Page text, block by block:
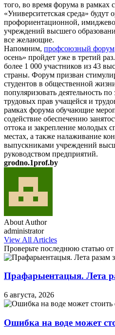
того, во время форума в рамках
«Университетская среда» будут
профориентационной,
учреждений высшего
все желающие.
Напомним, профсоюзный форум
осень» пройдет уже в третий
более 1 000 участников из 43
страны. Форум призван
студентов в общественной
популяризовать деятельность
трудовых прав учащейся и
рамках форума обучающие
содействие обеспечению
оттока и закрепление молодых
местах, а также налаживание
выпускниками учреждений
руководством предприятий.
grodno.1prof.by
About Author
administrator
View All Articles
Проверьте последнюю статью от
Прафарыентацыя. Лета
6 августа, 2026
Ошибка на воде может